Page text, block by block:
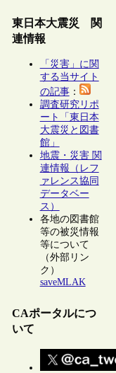
東日本大震災 関
連情報
「災害」に関
する当サイト
の記事：
調査研究リポ
ート「東日本
大震災と図書
館」
地震・災害 関
連情報（レフ
ァレンス協同
データベー
ス）
各地の図書館
等の被災情報
等について
（外部リン
ク）
saveMLAK
CAポータルにつ
いて